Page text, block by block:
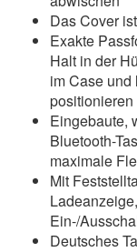
Das Cover
Exakte
Halt in der
im Case
positionieren
Eingebaute,
Bluetooth-
maximale
Mit
Ein-/
Deutsches